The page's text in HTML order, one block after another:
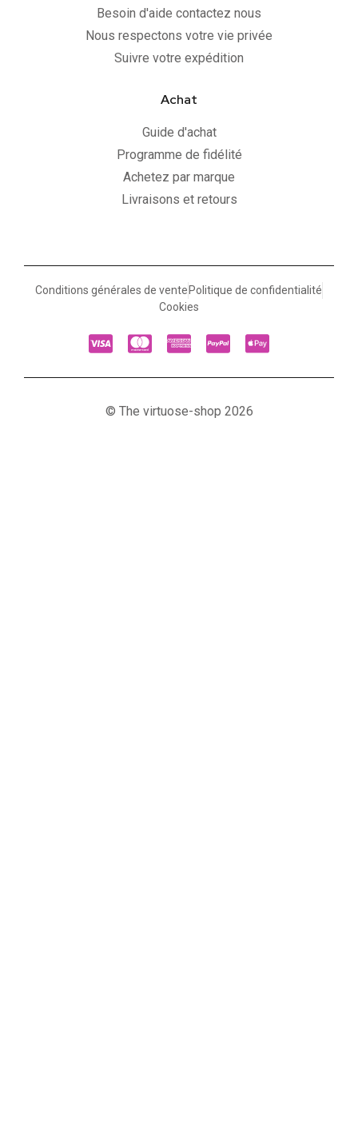
Besoin d'aide contactez nous
Nous respectons votre vie privée
Suivre votre expédition
Achat
Guide d'achat
Programme de fidélité
Achetez par marque
Livraisons et retours
Conditions générales de vente Politique de confidentialité
Cookies
© The virtuose-shop 2026